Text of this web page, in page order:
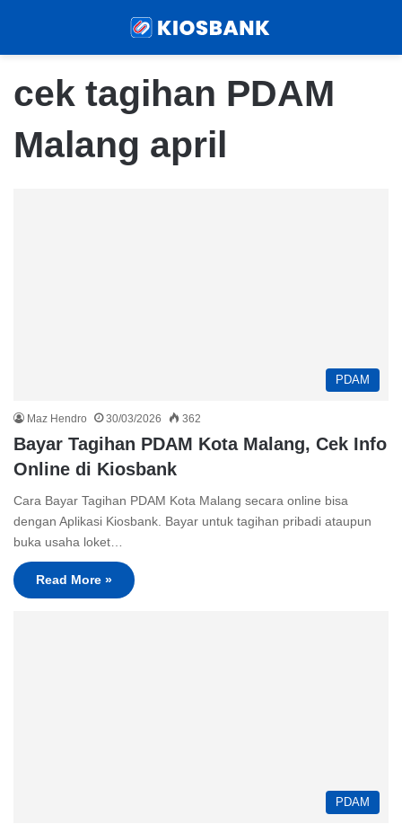
cek tagihan PDAM
Malang april
PDAM
Maz Hendro 30/03/2026 362
Bayar Tagihan PDAM Kota Malang, Cek Info
Online di Kiosbank
Cara Bayar Tagihan PDAM Kota Malang secara online bisa
dengan Aplikasi Kiosbank. Bayar untuk tagihan pribadi ataupun
buka usaha loket…
Read More »
PDAM